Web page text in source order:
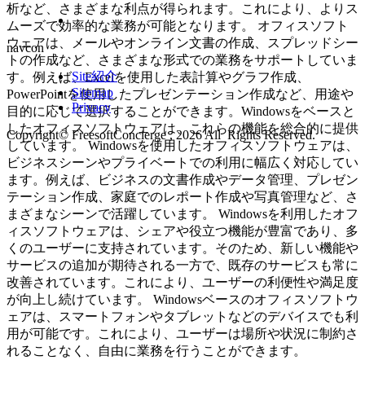
析など、さまざまな利点が得られます。これにより、よりス
ムーズで効率的な業務が可能となります。 オフィスソフト
ウェアは、メールやオンライン文書の作成、スプレッドシー
トの作成など、さまざまな形式での業務をサポートしていま
す。例えば、Excelを使用した表計算やグラフ作成、
PowerPointを使用したプレゼンテーション作成など、用途や
目的に応じて選択することができます。Windowsをベースと
したオフィスソフトウェアは、これらの機能を総合的に提供
しています。 Windowsを使用したオフィスソフトウェアは、
ビジネスシーンやプライベートでの利用に幅広く対応してい
ます。例えば、ビジネスの文書作成やデータ管理、プレゼン
テーション作成、家庭でのレポート作成や写真管理など、さ
まざまなシーンで活躍しています。 Windowsを利用したオフ
ィスソフトウェアは、シェアや役立つ機能が豊富であり、多
くのユーザーに支持されています。そのため、新しい機能や
サービスの追加が期待される一方で、既存のサービスも常に
改善されています。これにより、ユーザーの利便性や満足度
が向上し続けています。 Windowsベースのオフィスソフトウ
ェアは、スマートフォンやタブレットなどのデバイスでも利
用が可能です。これにより、ユーザーは場所や状況に制約さ
れることなく、自由に業務を行うことができます。
navcon
Site紹介
Sitemap
Privacy
Copyright© FreesoftConcierge , 2026 All Rights Reserved.